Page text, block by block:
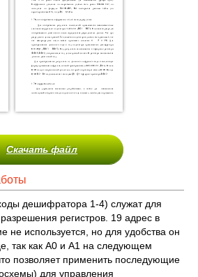
Скачать файл
дешифратора 1-4) служат для
регистров. 19 адрес в
не используется, но для удобства он
так как А0 и А1 на следующем
позволяет применить последующие
для управления